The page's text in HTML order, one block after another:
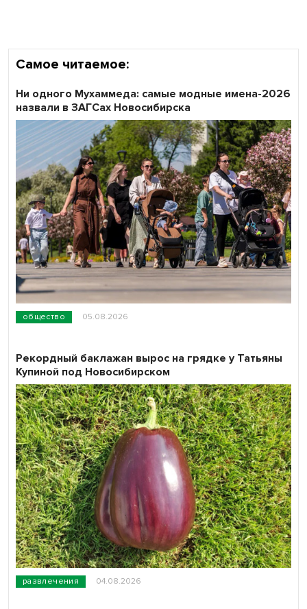
Самое читаемое:
общество 05.08.2026
Ни одного Мухаммеда: самые модные имена-2026
назвали в ЗАГСах Новосибирска
развлечения 04.08.2026
Рекордный баклажан вырос на грядке у Татьяны
Купиной под Новосибирском